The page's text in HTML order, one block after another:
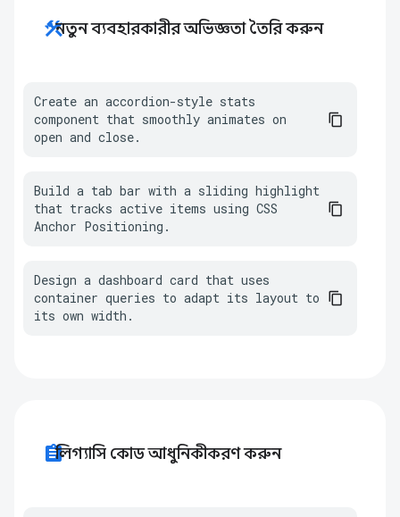
constructionনতুন ব্যবহারকারীর অভিজ্ঞতা তৈরি করুন
Create an accordion-style stats
component that smoothly animates on
open and close.
Build a tab bar with a sliding highlight
that tracks active items using CSS
Anchor Positioning.
Design a dashboard card that uses
container queries to adapt its layout to
its own width.
assignmentলিগ্যাসি কোড আধুনিকীকরণ করুন